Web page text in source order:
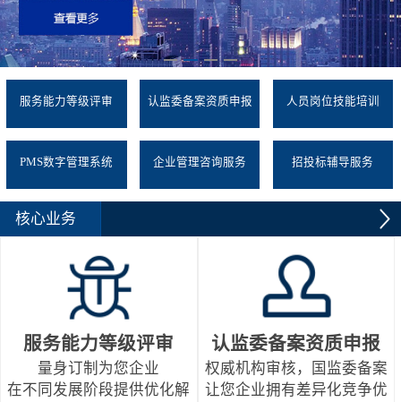
服务能力等级评审 认监委备案资质申报 人员岗位技能培训
PMS数字管理系统 企业管理咨询服务 招投标辅导服务
核心业务
服务能力等级评审
量身订制为您企业
在不同发展阶段提供优化解
认监委备案资质申报
权威机构审核，国监委备案
让您企业拥有差异化竞争优